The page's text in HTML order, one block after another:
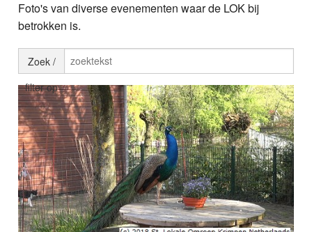
Nieuws
Video
Webcam
Info
Foto's van diverse evenementen waar de LOK bij
betrokken is.
Zoek /
filter op